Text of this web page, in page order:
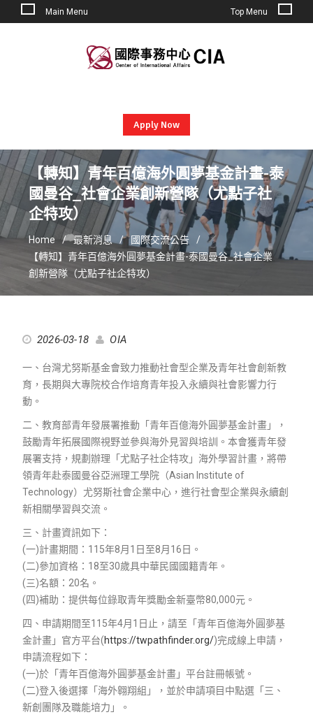
Main Menu Top Menu
Apply Now
【轉知】青年百億海外圓夢基金計畫-泰
國曼谷_社會企業創新營隊（尤點子社
企特攻）
Home 最新消息
國際交流公告
【轉知】青年百億海外圓夢基金計畫-泰國曼谷_社會企業
創新營隊（尤點子社企特攻）
2026-03-18 OIA
一、台灣尤努斯基金會致力推動社會型企業及青年社會創新教
育，長期與大專院校合作培育青年投入永續與社會影響力行
動。
二、教育部青年發展署推動「青年百億海外圓夢基金計畫」，
鼓勵青年拓展國際視野並參與海外見習與培訓。本會獲青年發
展署支持，規劃辦理「尤點子社企特攻」海外學習計畫，將帶
領青年赴泰國曼谷亞洲理工學院（Asian Institute of
Technology）尤努斯社會企業中心，進行社會型企業與永續創
新相關學習與交流。
三、計畫資訊如下：
(一)計畫期間：115年8月1日至8月16日。
(二)參加資格：18至30歲具中華民國國籍青年。
(三)名額：20名。
(四)補助：提供每位錄取青年獎勵金新臺幣80,000元。
四、申請期間至115年4月1日止，請至「青年百億海外圓夢基
金計畫」官方平台(https://twpathfinder.org/)完成線上申請，
申請流程如下：
(一)於「青年百億海外圓夢基金計畫」平台註冊帳號。
(二)登入後選擇「海外翱翔組」，並於申請項目中點選「三、
新創團隊及職能培力」。